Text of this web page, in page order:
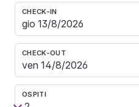
CHECK-IN
CHECK-OUT
OSPITI